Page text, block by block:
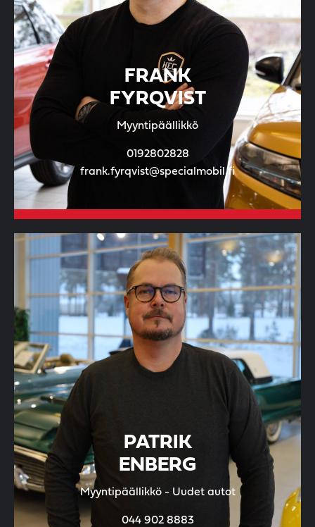
FRANK
FYRQVIST
Myyntipäällikkö
0192802828
frank.fyrqvist@specialmobil.fi
PATRIK
ENBERG
Myyntipäällikkö - Uudet autot
044 902 8883